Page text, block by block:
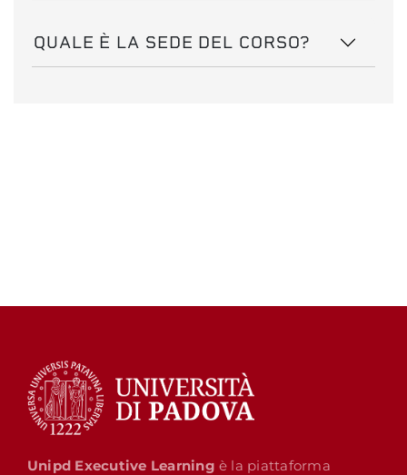
QUALE È LA SEDE DEL CORSO?
Unipd Executive Learning è la piattaforma